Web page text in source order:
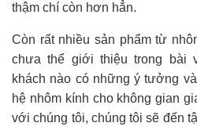
thậm chí còn hơn hẳn.
Còn rất nhiều sản phẩm từ
chưa thể giới thiệu trong bài
khách nào có những ý tưởng
hệ nhôm kính cho không gian
với chúng tôi, chúng tôi sẽ đến